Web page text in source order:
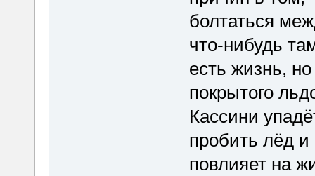
болтаться
что-нибудь
есть жизнь,
покрытого
Кассини
пробить лёд и
повлияет на